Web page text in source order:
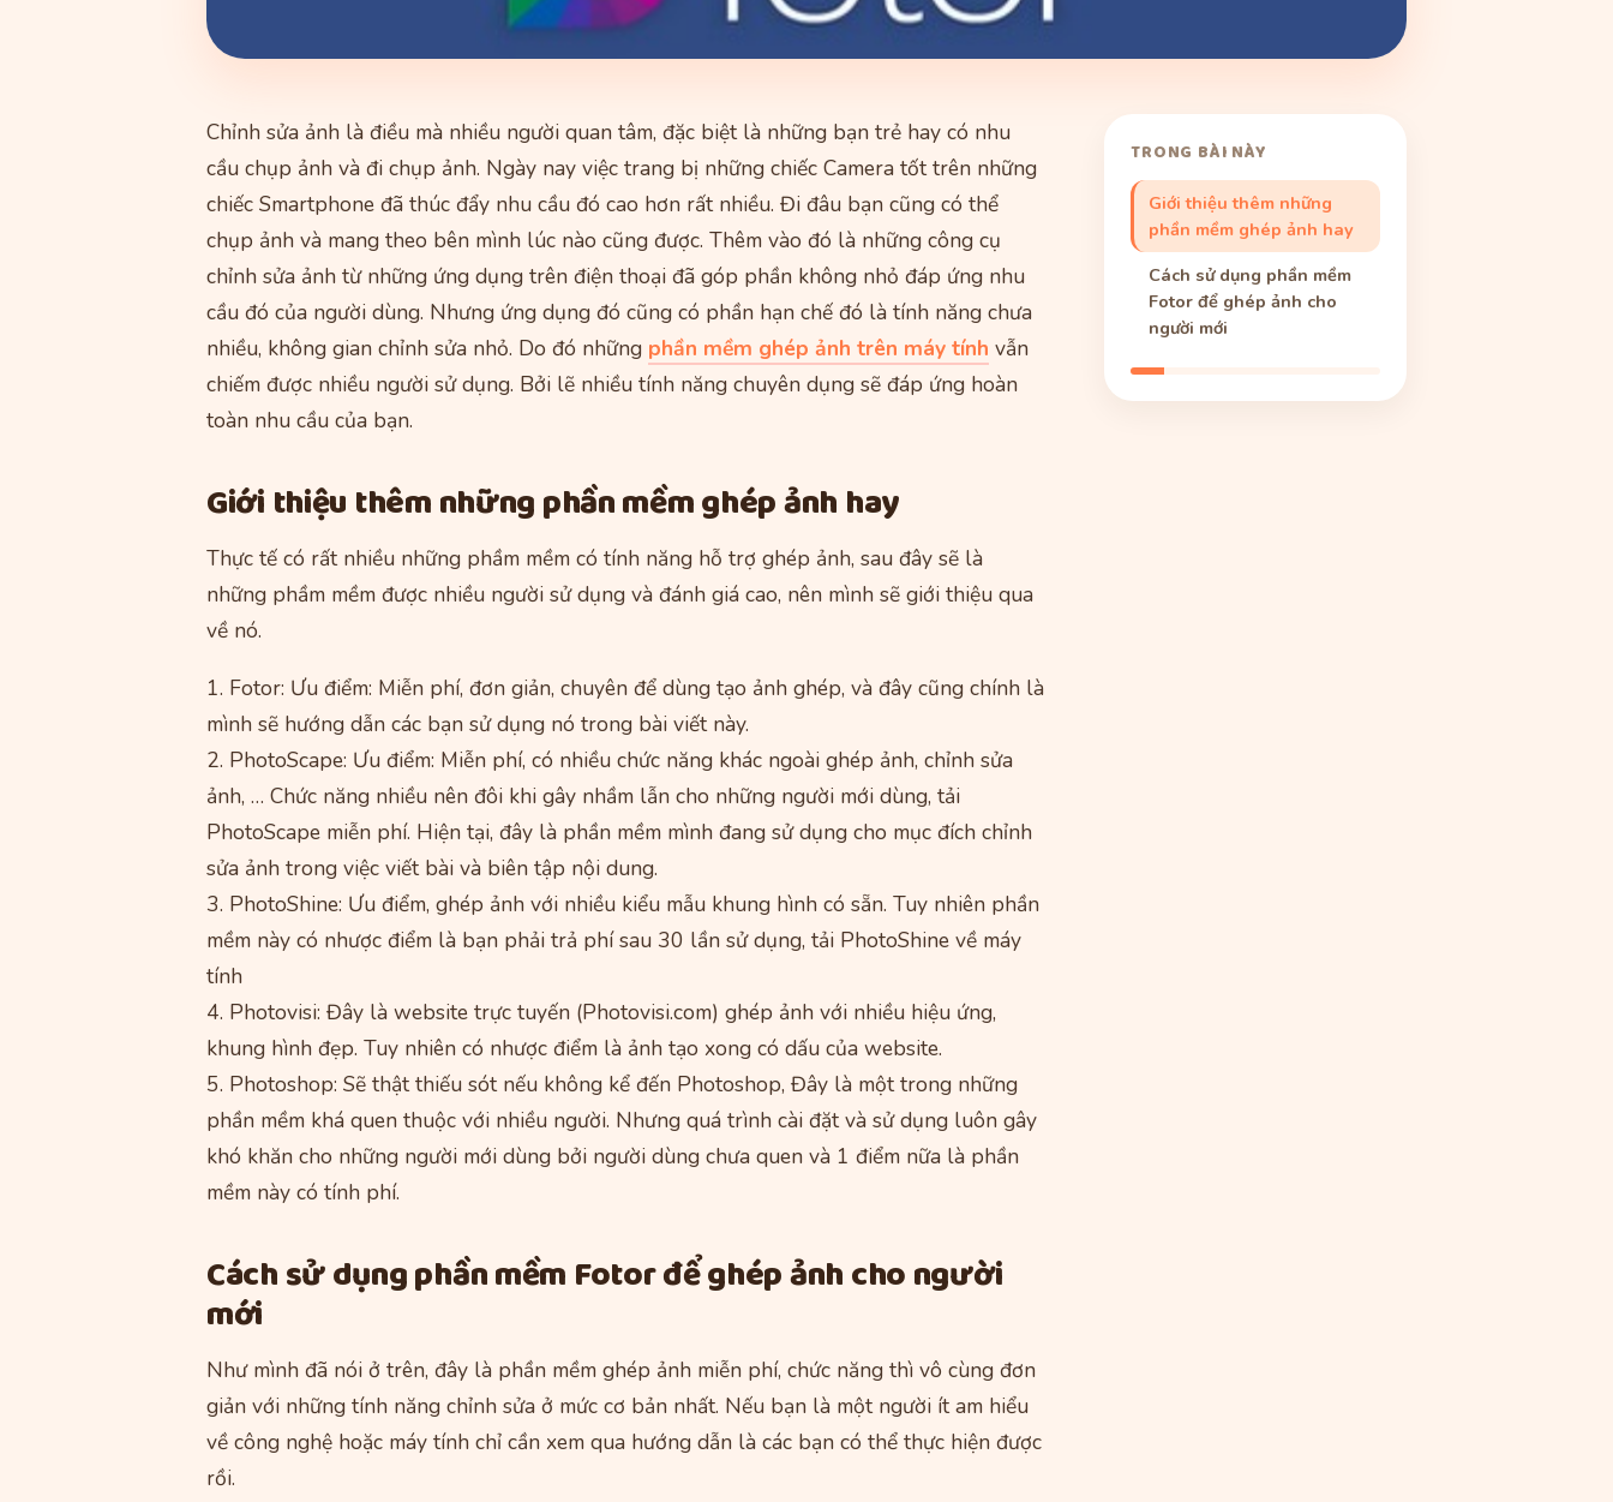
Chỉnh sửa ảnh là điều mà nhiều người quan tâm, đặc biệt là những bạn trẻ hay có nhu
cầu chụp ảnh và đi chụp ảnh. Ngày nay việc trang bị những chiếc Camera tốt trên những
chiếc Smartphone đã thúc đẩy nhu cầu đó cao hơn rất nhiều. Đi đâu bạn cũng có thể
chụp ảnh và mang theo bên mình lúc nào cũng được. Thêm vào đó là những công cụ
chỉnh sửa ảnh từ những ứng dụng trên điện thoại đã góp phần không nhỏ đáp ứng nhu
cầu đó của người dùng. Nhưng ứng dụng đó cũng có phần hạn chế đó là tính năng chưa
nhiều, không gian chỉnh sửa nhỏ. Do đó những phần mềm ghép ảnh trên máy tính vẫn
chiếm được nhiều người sử dụng. Bởi lẽ nhiều tính năng chuyên dụng sẽ đáp ứng hoàn
toàn nhu cầu của bạn.
Giới thiệu thêm những phần mềm ghép ảnh hay
Thực tế có rất nhiều những phầm mềm có tính năng hỗ trợ ghép ảnh, sau đây sẽ là
những phầm mềm được nhiều người sử dụng và đánh giá cao, nên mình sẽ giới thiệu qua
về nó.
1. Fotor: Ưu điểm: Miễn phí, đơn giản, chuyên để dùng tạo ảnh ghép, và đây cũng chính là
mình sẽ hướng dẫn các bạn sử dụng nó trong bài viết này.
2. PhotoScape: Ưu điểm: Miễn phí, có nhiều chức năng khác ngoài ghép ảnh, chỉnh sửa
ảnh, … Chức năng nhiều nên đôi khi gây nhầm lẫn cho những người mới dùng, tải
PhotoScape miễn phí. Hiện tại, đây là phần mềm mình đang sử dụng cho mục đích chỉnh
sửa ảnh trong việc viết bài và biên tập nội dung.
3. PhotoShine: Ưu điểm, ghép ảnh với nhiều kiểu mẫu khung hình có sẵn. Tuy nhiên phần
mềm này có nhược điểm là bạn phải trả phí sau 30 lần sử dụng, tải PhotoShine về máy
tính
4. Photovisi: Đây là website trực tuyến (Photovisi.com) ghép ảnh với nhiều hiệu ứng,
khung hình đẹp. Tuy nhiên có nhược điểm là ảnh tạo xong có dấu của website.
5. Photoshop: Sẽ thật thiếu sót nếu không kể đến Photoshop, Đây là một trong những
phần mềm khá quen thuộc với nhiều người. Nhưng quá trình cài đặt và sử dụng luôn gây
khó khăn cho những người mới dùng bởi người dùng chưa quen và 1 điểm nữa là phần
mềm này có tính phí.
Cách sử dụng phần mềm Fotor để ghép ảnh cho người
mới
Như mình đã nói ở trên, đây là phần mềm ghép ảnh miễn phí, chức năng thì vô cùng đơn
giản với những tính năng chỉnh sửa ở mức cơ bản nhất. Nếu bạn là một người ít am hiểu
về công nghệ hoặc máy tính chỉ cần xem qua hướng dẫn là các bạn có thể thực hiện được
rồi.
TRONG BÀI NÀY
Giới thiệu thêm những
phần mềm ghép ảnh hay
Cách sử dụng phần mềm
Fotor để ghép ảnh cho
người mới